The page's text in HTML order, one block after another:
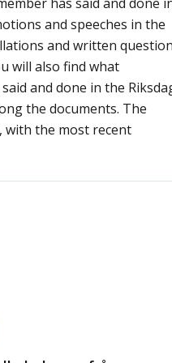
and speeches in the
and written
will also find what
and done in the
the documents. The
with the most recent